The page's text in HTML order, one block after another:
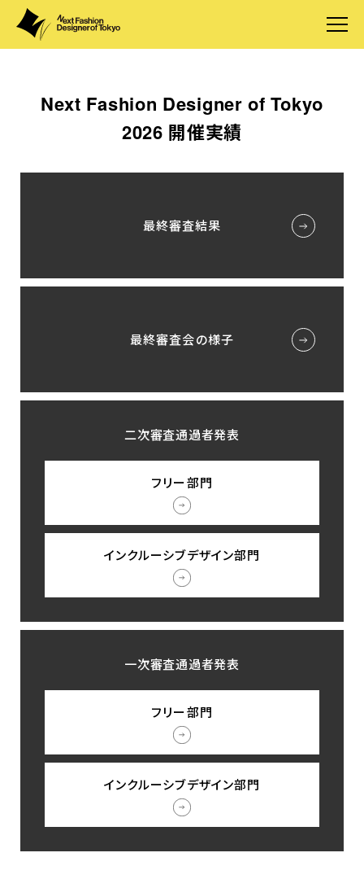
Next Fashion Designer of Tokyo
2026 開催実績
最終審査結果
最終審査会の様子
二次審査通過者発表
フリー部門
インクルーシブデザイン部門
一次審査通過者発表
フリー部門
インクルーシブデザイン部門